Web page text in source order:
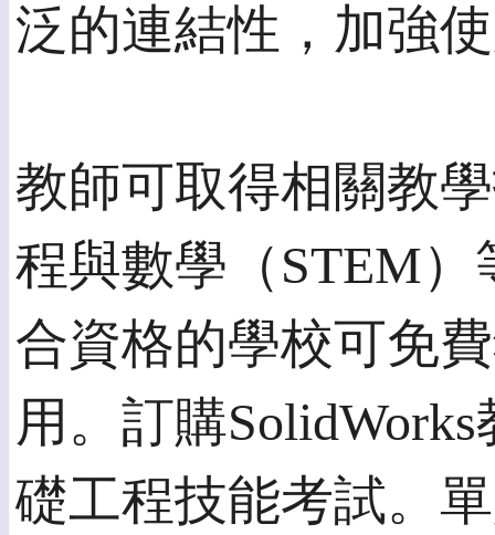
泛的連結性，加強
教師可取得相關教
程與數學（STEM
合資格的學校可免
用。訂購
礎工程技能考試。